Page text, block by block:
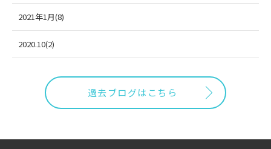
2021年1月(8)
2020.10(2)
過去ブログはこちら